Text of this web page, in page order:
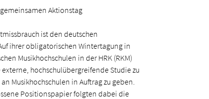
Aktionstag
ist den deutschen
ihrer obligatorischen Wintertagung in
Musikhochschulen in der HRK (RKM)
hochschulübergreifende Studie zu
Musikhochschulen in Auftrag zu geben.
Positionspapier folgten dabei die